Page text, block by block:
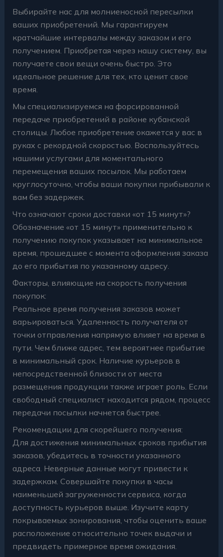
Выбирайте нас для молниеносной пересылки
ваших приобретений. Мы гарантируем
кратчайшие интервалы между заказом и его
получением. Приобретая через нашу систему, вы
получаете свои вещи очень быстро. Это
идеальное решение для тех, кто ценит свое
время.
Мы специализируемся на форсированной
передаче приобретений в районе кубанской
столицы. Любое приобретение окажется у вас в
руках с рекордной скоростью. Воспользуйтесь
нашими услугами для моментального
перемещения ваших посылок. Мы работаем
круглосуточно, чтобы ваши покупки прибывали к
вам без задержек.
Что означают сроки доставки «от 15 минут»?
Обозначение «от 15 минут» применительно к
получению покупок указывает на минимальное
время, прошедшее с момента оформления заказа
до его прибытия по указанному адресу.
Факторы, влияющие на скорость получения
покупок:
Реальное время получения заказов может
варьироваться. Удаленность получателя от
точки отправления напрямую влияет на время в
пути. Чем ближе адрес, тем вероятнее прибытие
в минимальный срок. Наличие курьеров в
непосредственной близости от места
размещения продукции также играет роль. Если
свободный специалист находится рядом, процесс
передачи посылки начнется быстрее.
Рекомендации для скорейшего получения:
Для достижения минимальных сроков прибытия
заказов, убедитесь в точности указанного
адреса. Неверные данные могут привести к
задержкам. Совершайте покупки в часы
наименьшей загруженности сервиса, когда
доступность курьеров выше. Изучите карту
покрываемых зонирования, чтобы оценить ваше
расположение относительно точек выдачи и
предвидеть примерное время ожидания.